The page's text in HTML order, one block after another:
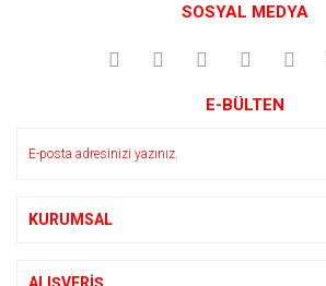
Yorum Yaz
Görüş ve önerileriniz için teşekkür ederiz.
Ürün açıklamasında eksik bilgiler bulunuyor.
SOSYAL MEDYA
E-BÜLTEN
KURUMSAL